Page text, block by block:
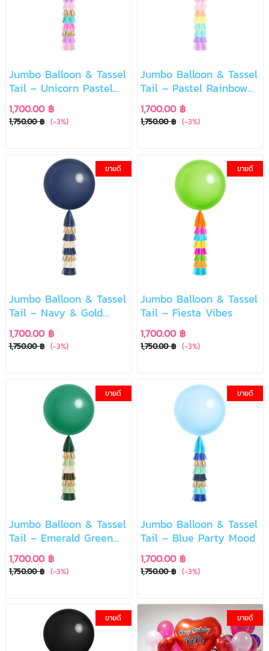
Jumbo Balloon & Tassel
Tail – Unicorn Pastel
Magic
1,700.00 ฿
1,750.00 ฿ (-3%)
Jumbo Balloon & Tassel
Tail – Pastel Rainbow
Dream
1,700.00 ฿
1,750.00 ฿ (-3%)
ขายดี
Jumbo Balloon & Tassel
Tail – Navy & Gold
Elegant
1,700.00 ฿
1,750.00 ฿ (-3%)
ขายดี
Jumbo Balloon & Tassel
Tail – Fiesta Vibes
1,700.00 ฿
1,750.00 ฿ (-3%)
ขายดี
Jumbo Balloon & Tassel
Tail – Emerald Green
Classic
1,700.00 ฿
1,750.00 ฿ (-3%)
ขายดี
Jumbo Balloon & Tassel
Tail – Blue Party Mood
1,700.00 ฿
1,750.00 ฿ (-3%)
ขายดี ขายดี